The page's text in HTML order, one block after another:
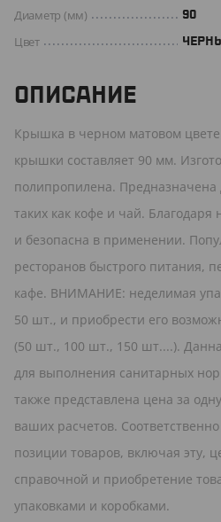
Диаметр (мм) 90
Цвет
ОПИСАНИЕ
Крышка в черном матовом
крышки составляет 90 мм.
полипропилена. Предназначена
таких как кофе и чай.
и безопасна в применении.
ресторанов быстрого питания,
кафе. ВНИМАНИЕ: неделимая
50 шт., и приобрести его
(50 шт., 100 шт., 150 шт....).
для выполнения санитарных
также представлена цена за
ваших расчетов.
позиции товаров, включая эту,
справочной и приобретение
упаковками и коробками.